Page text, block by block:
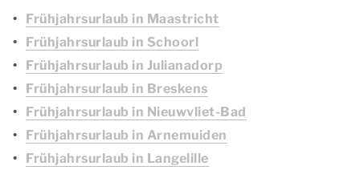
Frühjahrsurlaub in Maastricht
Frühjahrsurlaub in Schoorl
Frühjahrsurlaub in Julianadorp
Frühjahrsurlaub in Breskens
Frühjahrsurlaub in Nieuwvliet-Bad
Frühjahrsurlaub in Arnemuiden
Frühjahrsurlaub in Langelille